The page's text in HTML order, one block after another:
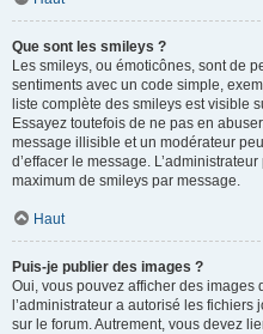
Que sont les smileys ?
Les smileys, ou émoticônes, sont de
sentiments avec un code simple,
liste complète des smileys est visible
Essayez toutefois de ne pas en
message illisible et un modérateur
d’effacer le message.
maximum de smileys par message.
Haut
Puis-je publier des images ?
Oui, vous pouvez afficher des images
l’administrateur a autorisé les
sur le forum. Autrement, vous devez